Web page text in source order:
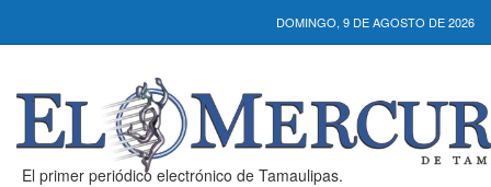
DOMINGO, 9 DE AGOSTO DE 2026
El primer periódico electrónico de Tamaulipas.